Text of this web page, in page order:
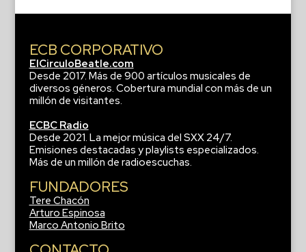
ECB CORPORATIVO
ElCirculoBeatle.com
Desde 2017. Más de 900 artículos musicales de
diversos géneros. Cobertura mundial con más de un
millón de visitantes.
ECBC Radio
Desde 2021. La mejor música del SXX 24/7.
Emisiones destacadas y playlists especializados.
Más de un millón de radioescuchas.
FUNDADORES
Tere Chacón
Arturo Espinosa
Marco Antonio Brito